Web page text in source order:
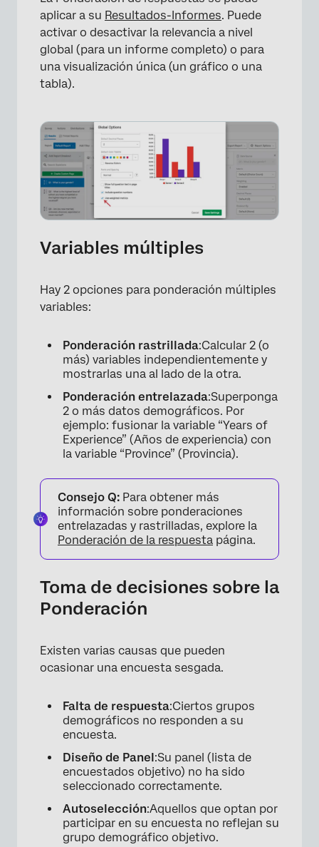
×
aplicar a su Resultados-Informes. Puede
activar o desactivar la relevancia a nivel
global (para un informe completo) o para
una visualización única (un gráfico o una
tabla).
×
Variables múltiples
Hay 2 opciones para ponderación múltiples
variables:
Ponderación rastrillada:Calcular 2 (o
más) variables independientemente y
mostrarlas una al lado de la otra.
Ponderación entrelazada:Superponga
2 o más datos demográficos. Por
ejemplo: fusionar la variable “Years of
Experience” (Años de experiencia) con
la variable “Province” (Provincia).
Consejo Q: Para obtener más
información sobre ponderaciones
entrelazadas y rastrilladas, explore la
Ponderación de la respuesta página.
Toma de decisiones sobre la
Ponderación
Existen varias causas que pueden
ocasionar una encuesta sesgada.
Falta de respuesta:Ciertos grupos
demográficos no responden a su
encuesta.
Diseño de Panel :Su panel (lista de
encuestados objetivo) no ha sido
seleccionado correctamente.
Autoselección:Aquellos que optan por
participar en su encuesta no reflejan su
grupo demográfico objetivo.